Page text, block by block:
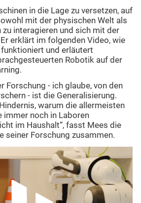
in die Lage zu versetzen, auf
mit der physischen Welt als
zu interagieren und sich mit der
erklärt im folgenden Video, wie
und erläutert
Robotik auf der
Forschung - ich glaube, von den
- ist die Generalisierung.
warum die allermeisten
immer noch in Laboren
im Haushalt“, fasst Mees die
seiner Forschung zusammen.